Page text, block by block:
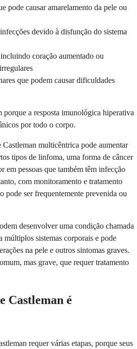
pode causar amarelamento da pele ou
devido à disfunção do sistema
coração aumentado ou
que podem causar dificuldades
porque a resposta imunológica hiperativa
por todo o corpo.
Castleman multicêntrica pode aumentar
tipos de linfoma, uma forma de câncer
em pessoas que também têm infecção
com monitoramento e tratamento
pode ser frequentemente prevenida ou
desenvolver uma condição chamada
múltiplos sistemas corporais e pode
na pele e outros sintomas graves.
mas grave, que requer tratamento
Castleman é
requer várias etapas, porque seus